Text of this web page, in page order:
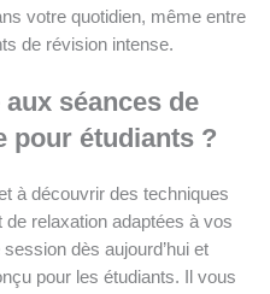
votre quotidien, même entre
de révision intense.
séances de
pour étudiants ?
à découvrir des techniques
relaxation adaptées à vos
dès aujourd’hui et
pour les étudiants. Il vous